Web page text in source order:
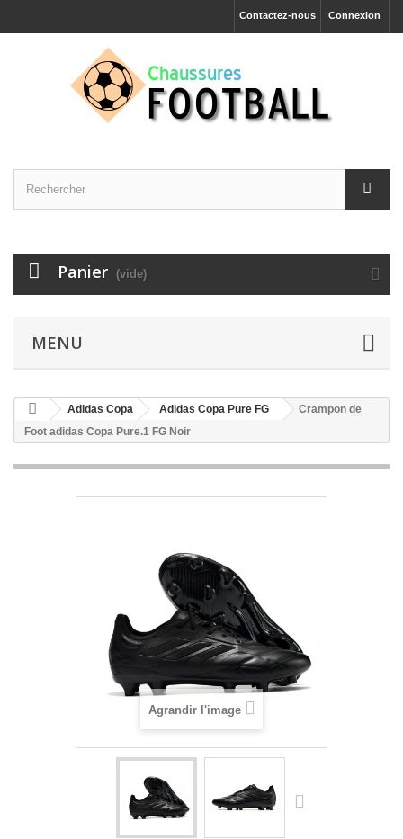
Connexion
Contactez-nous
Panier (vide)
MENU
Adidas Copa Adidas Copa Pure FG
Crampon de
Foot adidas Copa Pure.1 FG Noir
Agrandir l'image